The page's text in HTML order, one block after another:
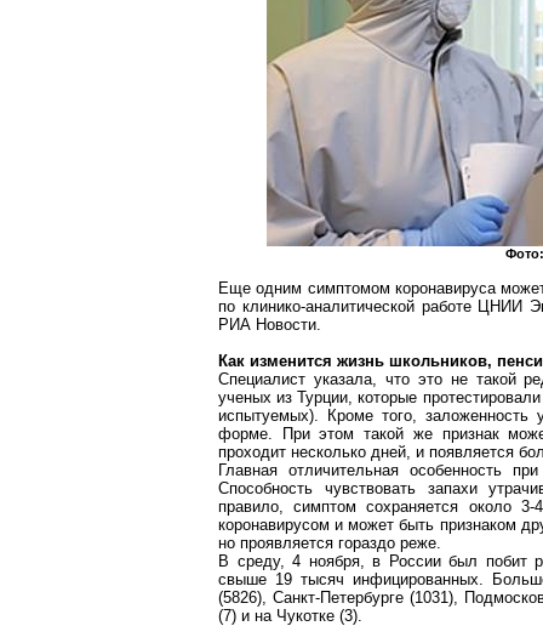
Еще одним симптомомкоронавируса
по клинико-аналитической работе ЦНИИ
РИА Новости.
Как изменится жизнь школьников,
Специалист указала, что это не такой
ученых из Турции, которые
испытуемых). Кроме того,
форме. При этом такой же признак
проходит несколько дней, и появляется
Главная отличительная особенность
Способность чувствовать запахи
правило, симптом сохраняется около
коронавирусом и может быть признаком
но проявляется гораздо реже.
В среду, 4 ноября, в России был побит
свыше 19 тысяч инфицированных.
(5826), Санкт-Петербурге (1031),
(7) и на Чукотке (3).